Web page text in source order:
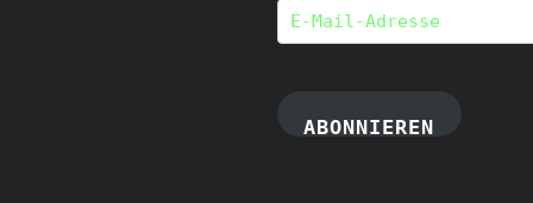
E-
Mail-
ABONNIEREN